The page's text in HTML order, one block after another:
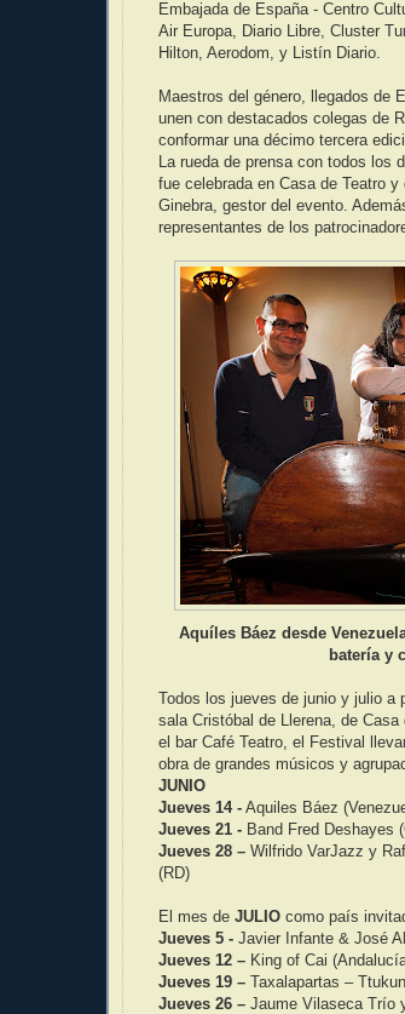
Embajada de España - Centro
Air Europa, Diario Libre, Cluster
Hilton, Aerodom, y Listín Diario.
Maestros del género, llegados de
unen con destacados colegas de
conformar una décimo tercera
La rueda de prensa con todos los
fue celebrada en Casa de Teatro
Ginebra, gestor del evento.
representantes de los
Aquíles Báez desde
batería y
Todos los jueves de junio y julio
sala Cristóbal de Llerena, de
el bar Café Teatro, el Festival
obra de grandes músicos y
JUNIO
Jueves 14 - Aquiles Báez
Jueves 21 - Band Fred Deshayes
Jueves 28 – Wilfrido VarJazz y
(RD)
El mes de JULIO como país
Jueves 5 - Javier Infante & José
Jueves 12 – King of Cai
Jueves 19 – Taxalapartas –
Jueves 26 – Jaume Vilaseca Trío